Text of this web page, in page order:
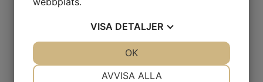
Eftervård - Tatuering
Fotfilar & Fotbad
Kosmetisk pigemtering Eftervård
Brun utan sol
Highlighter
VISA DETALJER
AVVISA ALLA
OK